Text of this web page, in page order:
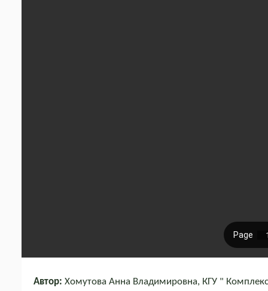
Автор: Хомутова Анна Владимировна, КГУ " Комплекс